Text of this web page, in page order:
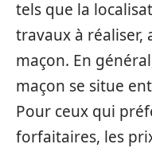
tels que la
travaux à réaliser,
maçon. En
maçon se situe
Pour ceux qui
forfaitaires, les